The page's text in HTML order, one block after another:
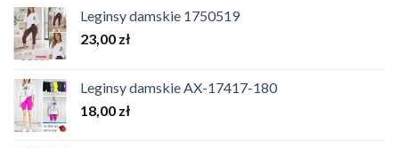
Leginsy damskie 1750519
23,00 zł
Leginsy damskie AX-17417-180
18,00 zł